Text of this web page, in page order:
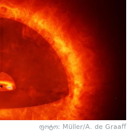
ფოტო: Müller/A. de Graaff